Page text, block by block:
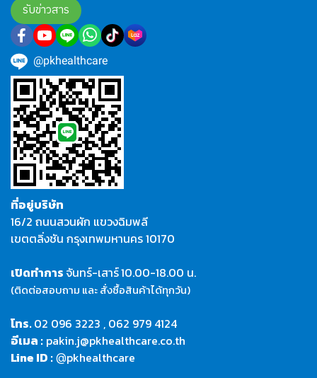
รับข่าวสาร
@pkhealthcare
ที่อยู่บริษัท
16/2 ถนนสวนผัก แขวงฉิมพลี
เขตตลิ่งชัน กรุงเทพมหานคร 10170
เปิดทำการจันทร์-เสาร์10.00-18.00 น.
(ติดต่อสอบถาม และ สั่งซื้อสินค้าได้ทุกวัน)
โทร.02 096 3223 , 062 979 4124
อีเมล : pakin.j@pkhealthcare.co.th
Line ID : @pkhealthcare